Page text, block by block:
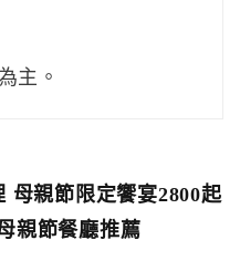
主。
母親節限定饗宴2800起
親節餐廳推薦